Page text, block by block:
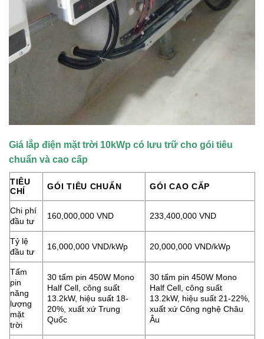
Giá lắp điện mặt trời 10kWp có lưu trữ cho gói tiêu
chuẩn và cao cấp
TIÊU
CHÍ
GÓI TIÊU CHUẨN GÓI CAO CẤP
Chi phí
đầu tư
160,000,000 VND 233,400,000 VND
Tỷ lệ
đầu tư
16,000,000 VND/kWp 20,000,000 VND/kWp
Tấm
pin
năng
lượng
mặt
trời
30 tấm pin 450W Mono
Half Cell, công suất
13.2kW, hiệu suất 18-
20%, xuất xứ Trung
Quốc
30 tấm pin 450W Mono
Half Cell, công suất
13.2kW, hiệu suất 21-22%,
xuất xứ Công nghệ Châu
Âu